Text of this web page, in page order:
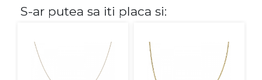
Cu pietre
Diamante
S-ar putea sa iti placa si: